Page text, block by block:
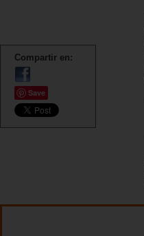
Compartir en:
Save